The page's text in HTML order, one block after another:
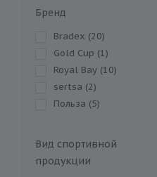
Бренд
Bradex (20)
Gold Cup (1)
Royal Bay (10)
sertsa (2)
Польза (5)
Вид спортивной
продукции